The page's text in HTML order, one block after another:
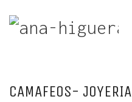
CAMAFEOS- JOYERIA